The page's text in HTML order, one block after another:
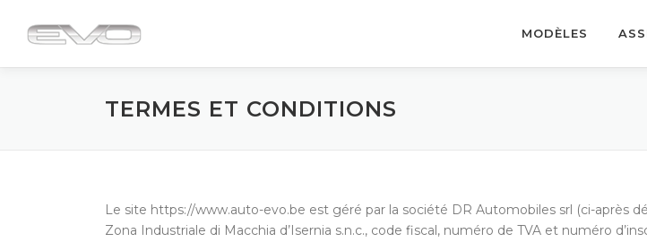
contenuto
MODÈLES
TERMES ET CONDITIONS
Le site https://www.auto-evo.be est géré par la société DR Automobiles srl (ci-après
Zona Industriale di Macchia d’Isernia s.n.c., code fiscal, numéro de TVA et numéro